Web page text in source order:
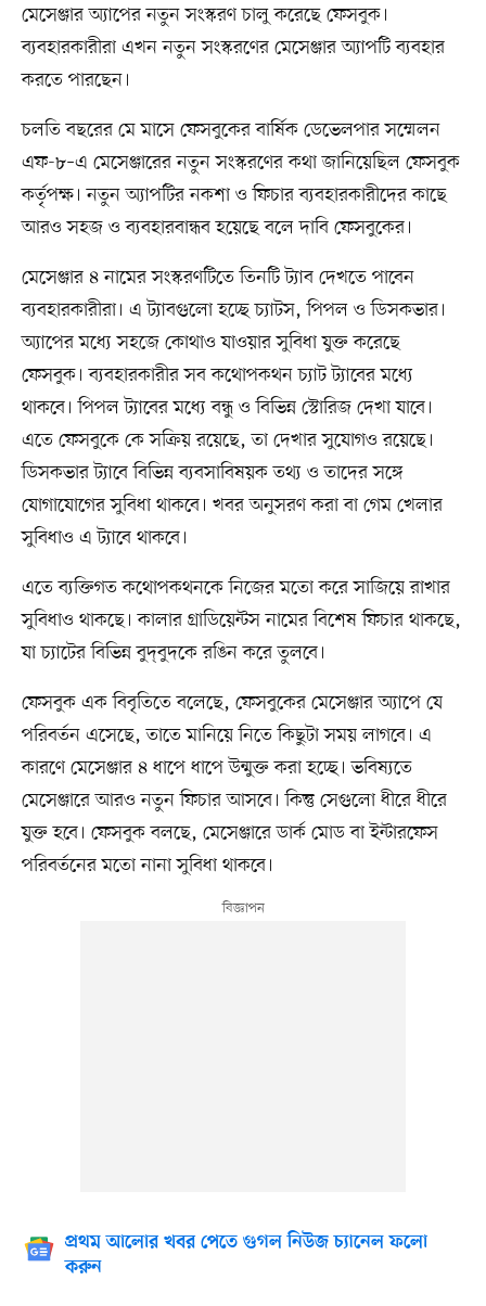
মেসেঞ্জার অ্যাপের নতুন সংস্করণ চালু করেছে ফেসবুক।
ব্যবহারকারীরা এখন নতুন সংস্করণের মেসেঞ্জার অ্যাপটি ব্যবহার
করতে পারছেন।
চলতি বছরের মে মাসে ফেসবুকের বার্ষিক ডেভেলপার সম্মেলন
এফ-৮–এ মেসেঞ্জারের নতুন সংস্করণের কথা জানিয়েছিল ফেসবুক
কর্তৃপক্ষ। নতুন অ্যাপটির নকশা ও ফিচার ব্যবহারকারীদের কাছে
আরও সহজ ও ব্যবহারবান্ধব হয়েছে বলে দাবি ফেসবুকের।
মেসেঞ্জার ৪ নামের সংস্করণটিতে তিনটি ট্যাব দেখতে পাবেন
ব্যবহারকারীরা। এ ট্যাবগুলো হচ্ছে চ্যাটস, পিপল ও ডিসকভার।
অ্যাপের মধ্যে সহজে কোথাও যাওয়ার সুবিধা যুক্ত করেছে
ফেসবুক। ব্যবহারকারীর সব কথোপকথন চ্যাট ট্যাবের মধ্যে
থাকবে। পিপল ট্যাবের মধ্যে বন্ধু ও বিভিন্ন স্টোরিজ দেখা যাবে।
এতে ফেসবুকে কে সক্রিয় রয়েছে, তা দেখার সুযোগও রয়েছে।
ডিসকভার ট্যাবে বিভিন্ন ব্যবসাবিষয়ক তথ্য ও তাদের সঙ্গে
যোগাযোগের সুবিধা থাকবে। খবর অনুসরণ করা বা গেম খেলার
সুবিধাও এ ট্যাবে থাকবে।
এতে ব্যক্তিগত কথোপকথনকে নিজের মতো করে সাজিয়ে রাখার
সুবিধাও থাকছে। কালার গ্রাডিয়েন্টস নামের বিশেষ ফিচার থাকছে,
যা চ্যাটের বিভিন্ন বুদ্‌বুদকে রঙিন করে তুলবে।
ফেসবুক এক বিবৃতিতে বলেছে, ফেসবুকের মেসেঞ্জার অ্যাপে যে
পরিবর্তন এসেছে, তাতে মানিয়ে নিতে কিছুটা সময় লাগবে। এ
কারণে মেসেঞ্জার ৪ ধাপে ধাপে উন্মুক্ত করা হচ্ছে। ভবিষ্যতে
মেসেঞ্জারে আরও নতুন ফিচার আসবে। কিন্তু সেগুলো ধীরে ধীরে
যুক্ত হবে। ফেসবুক বলছে, মেসেঞ্জারে ডার্ক মোড বা ইন্টারফেস
পরিবর্তনের মতো নানা সুবিধা থাকবে।
প্রথম আলোর খবর পেতে গুগল নিউজ চ্যানেল ফলো
করুন